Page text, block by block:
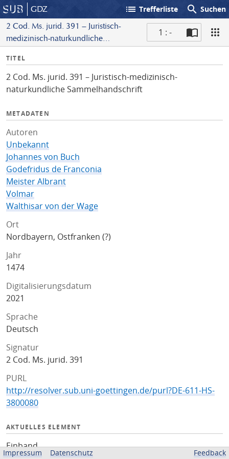
GDZ list Trefferliste search Suchen
2 Cod. Ms. jurid. 391 – Juristisch-
medizinisch-naturkundliche
1 : -
I
f
o
TITEL
2 Cod. Ms. jurid. 391 – Juristisch-medizinisch-
naturkundliche Sammelhandschrift
METADATEN
Autoren
Unbekannt
Johannes von Buch
Godefridus de Franconia
Meister Albrant
Volmar
Walthisar von der Wage
Ort
Nordbayern, Ostfranken (?)
Jahr
1474
Digitalisierungsdatum
2021
Sprache
Deutsch
Signatur
2 Cod. Ms. jurid. 391
PURL
http://resolver.sub.uni-goettingen.de/purl?DE-611-HS-
3800080
AKTUELLES ELEMENT
Einband
Impressum Datenschutz Feedback